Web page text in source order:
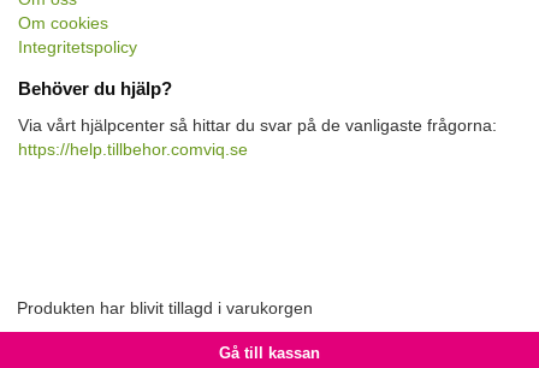
Om cookies
Integritetspolicy
Behöver du hjälp?
Via vårt hjälpcenter så hittar du svar på de vanligaste frågorna:
https://help.tillbehor.comviq.se
Produkten har blivit tillagd i varukorgen
Gå till kassan